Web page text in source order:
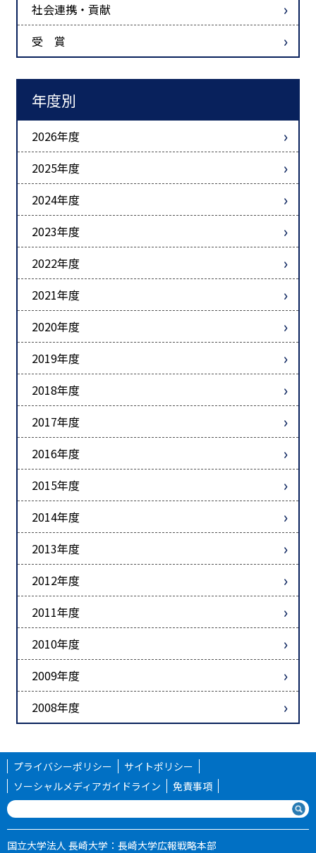
社会連携・貢献
受 賞
年度別
2026年度
2025年度
2024年度
2023年度
2022年度
2021年度
2020年度
2019年度
2018年度
2017年度
2016年度
2015年度
2014年度
2013年度
2012年度
2011年度
2010年度
2009年度
2008年度
プライバシーポリシー
サイトポリシー
ソーシャルメディアガイドライン
免責事項
国立大学法人 長崎大学：長崎大学広報戦略本部